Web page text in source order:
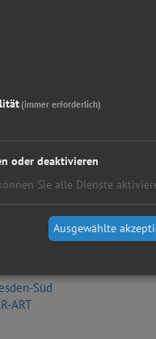
Süd
ART
(immer erforderlich)
oder deaktivieren
Sie alle Dienste
Ausgewählte